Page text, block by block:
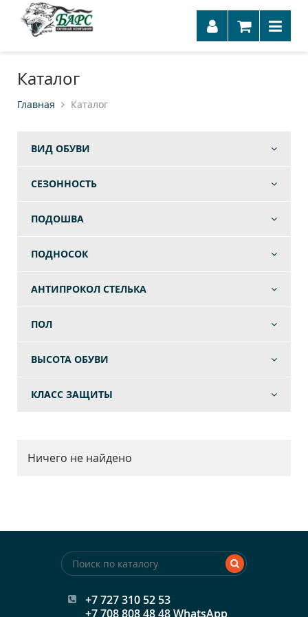
Каталог
Главная Каталог
ВИД ОБУВИ
СЕЗОННОСТЬ
ПОДОШВА
ПОДНОСОК
АНТИПРОКОЛ СТЕЛЬКА
ПОЛ
ВЫСОТА ОБУВИ
КЛАСС ЗАЩИТЫ
Ничего не найдено
+7 727 310 52 53
+7 708 808 48 48 WhatsApp